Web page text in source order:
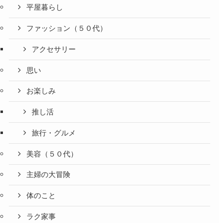
平屋暮らし
ファッション（５０代）
アクセサリー
思い
お楽しみ
推し活
旅行・グルメ
美容（５０代）
主婦の大冒険
体のこと
ラク家事